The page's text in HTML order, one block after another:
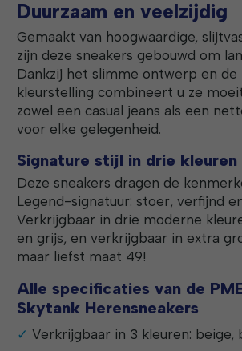
Duurzaam en veelzijdig
Gemaakt van hoogwaardige,
zijn deze sneakers gebouwd om
Dankzij het slimme ontwerp en de
kleurstelling combineert u ze
zowel een casual jeans als een
voor elke gelegenheid.
Signature stijl in drie kleuren
Deze sneakers dragen de
Legend-signatuur: stoer, verfijnd
Verkrijgbaar in drie moderne
en grijs, en verkrijgbaar in extra
maar liefst maat 49!
Alle specificaties van de
Skytank Herensneakers
Verkrijgbaar in 3 kleuren: beige,